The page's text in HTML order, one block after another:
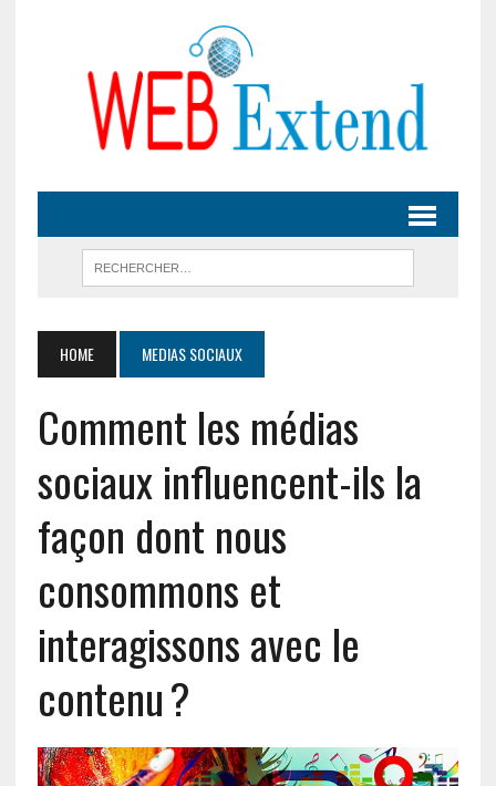
HOME MEDIAS SOCIAUX
Comment les médias
sociaux influencent-ils la
façon dont nous
consommons et
interagissons avec le
contenu ?